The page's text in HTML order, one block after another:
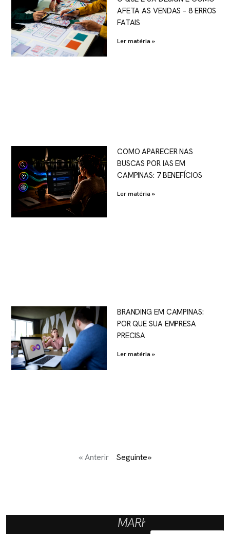
AFETA AS VENDAS – 8 ERROS
FATAIS
Ler matéria »
COMO APARECER NAS
BUSCAS POR IAS EM
CAMPINAS: 7 BENEFÍCIOS
Ler matéria »
BRANDING EM CAMPINAS:
POR QUE SUA EMPRESA
PRECISA
Ler matéria »
« Anterir Seguinte»
MARKETING